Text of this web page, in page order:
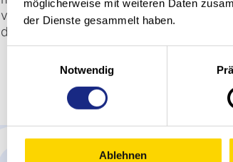
möglicherweise mit weiteren Daten
der Dienste gesammelt haben.
Notwendig
Ablehnen
vous convient - avec des modules que
d'hygiène, humides et de congélation